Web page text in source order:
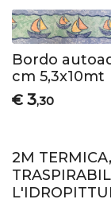
Bordo
cm 5,3x10mt
€ 3,30
2M